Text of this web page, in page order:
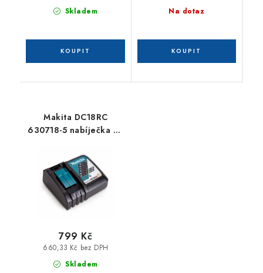
Skladem Na dotaz
Makita DC18RC
630718-5 nabíječka Li-
Skladem
660,33 Kč bez DPH
799 Kč